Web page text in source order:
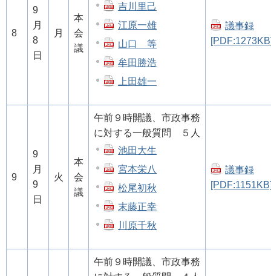
8
9
月
8
日
月
本
会
議
吉川里己
江原一雄
山口 等
牟田勝浩
上田雄一
議事録
9
9
月
9
日
火
本
会
議
午前９時開議、市政事務
に対する一般質問 ５人
池田大生
宮本栄八
松尾初秋
末藤正幸
川原千秋
議事録
午前９時開議、市政事務